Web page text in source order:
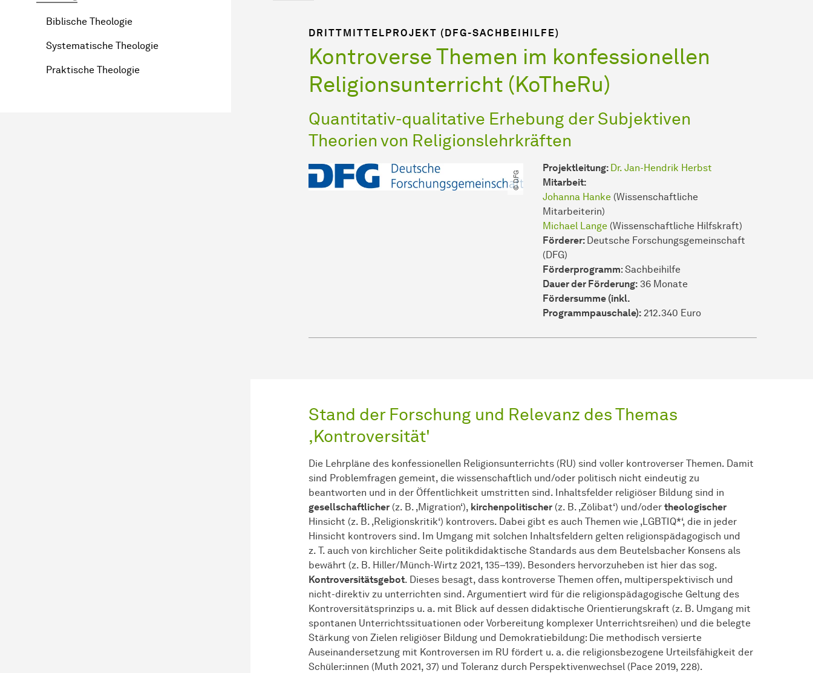
Biblische Theo­lo­gie
Systematische Theologie
Praktische Theologie
DRITTMITTELPROJEKT (DFG-SACHBEIHILFE)
Kontroverse Themen im konfessionellen
Religionsunterricht (KoTheRu)
Quantitativ-qualitative Erhebung der Subjektiven
Theorien von Religionslehrkräften
© DFG
Projektleitung: Dr. Jan-Hendrik Herbst
Mitarbeit:
Johanna Hanke(Wissenschaftliche
Mitarbeiterin)
Michael Lange(Wissenschaftliche Hilfskraft)
Förderer: Deutsche Forschungsgemeinschaft
(DFG)
Förderprogramm: Sachbeihilfe
Dauer der Förderung:36 Monate
Fördersumme (inkl.
Programmpauschale):212.340 Euro
Stand der Forschung und Relevanz des Themas
,Kontroversität'
Die Lehrpläne des konfessionellen Religionsunterrichts (RU) sind voller kontroverser Themen. Damit
sind Problemfragen gemeint, die wissenschaftlich und/oder politisch nicht eindeutig zu
beantworten und in der Öffentlichkeit umstritten sind. Inhaltsfelder religiöser Bildung sind in
gesellschaftlicher (z. B. ‚Migration‘), kirchenpolitischer (z. B. ‚Zölibat‘) und/oder theologischer
Hinsicht (z. B. ‚Religionskritik‘) kontrovers. Dabei gibt es auch Themen wie ‚LGBTIQ*‘, die in jeder
Hinsicht kontrovers sind. Im Umgang mit solchen Inhaltsfeldern gelten religionspädagogisch und
z. T. auch von kirchlicher Seite politikdidaktische Standards aus dem Beutelsbacher Konsens als
bewährt (z. B. Hiller/Münch-Wirtz 2021, 135–139). Besonders hervorzuheben ist hier das sog.
Kontroversitätsgebot. Dieses besagt, dass kontroverse Themen offen, multiperspektivisch und
nicht-direktiv zu unterrichten sind. Argumentiert wird für die religionspädagogische Geltung des
Kontroversitätsprinzips u. a. mit Blick auf dessen didaktische Orientierungskraft (z. B. Umgang mit
spontanen Unterrichtssituationen oder Vorbereitung komplexer Unterrichtsreihen) und die belegte
Stärkung von Zielen religiöser Bildung und Demokratiebildung: Die methodisch versierte
Auseinandersetzung mit Kontroversen im RU fördert u. a. die religionsbezogene Urteilsfähigkeit der
Schüler:innen (Muth 2021, 37) und Toleranz durch Perspektivenwechsel (Pace 2019, 228).